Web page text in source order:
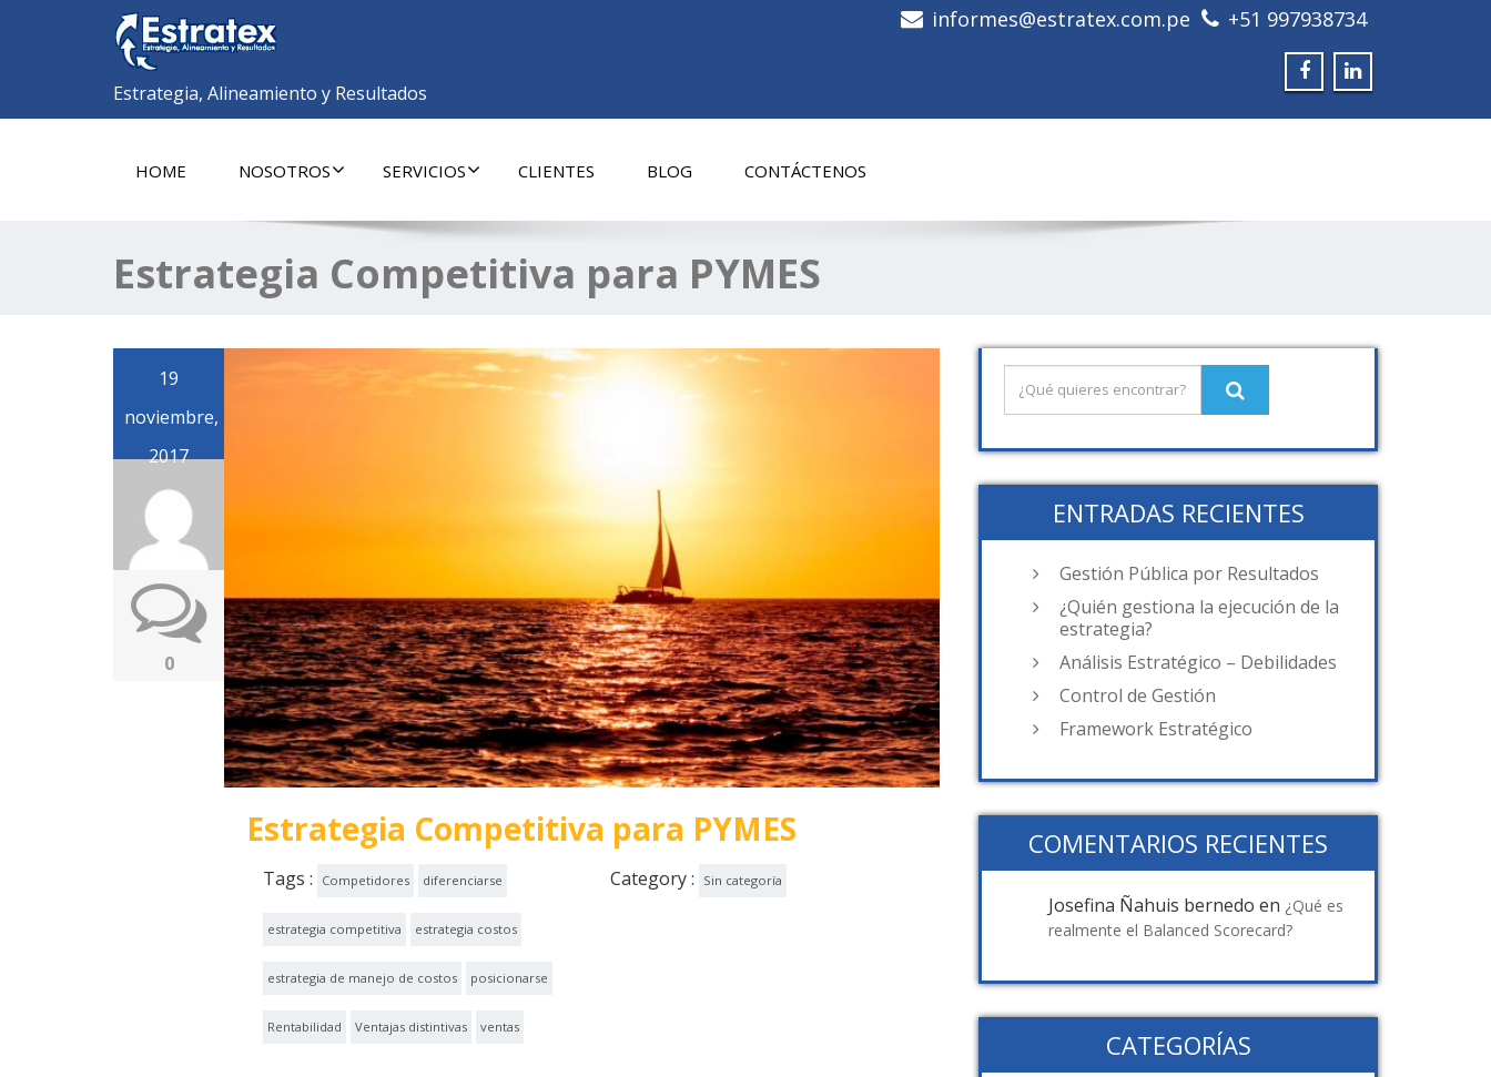
Estrategia, Alineamiento y Resultados
informes@estratex.com.pe +51 997938734
HOME NOSOTROS SERVICIOS CLIENTES BLOG CONTÁCTENOS
Estrategia Competitiva para PYMES
19
noviembre,
2017
0
Estrategia Competitiva para PYMES
Tags : Competidores diferenciarse
estrategia competitiva estrategia costos
estrategia de manejo de costos posicionarse
Rentabilidad Ventajas distintivas ventas
Category : Sin categoría
ENTRADAS RECIENTES
Gestión Pública por Resultados
¿Quién gestiona la ejecución de la
estrategia?
Análisis Estratégico – Debilidades
Control de Gestión
Framework Estratégico
COMENTARIOS RECIENTES
Josefina Ñahuis bernedo en ¿Qué es
realmente el Balanced Scorecard?
CATEGORÍAS